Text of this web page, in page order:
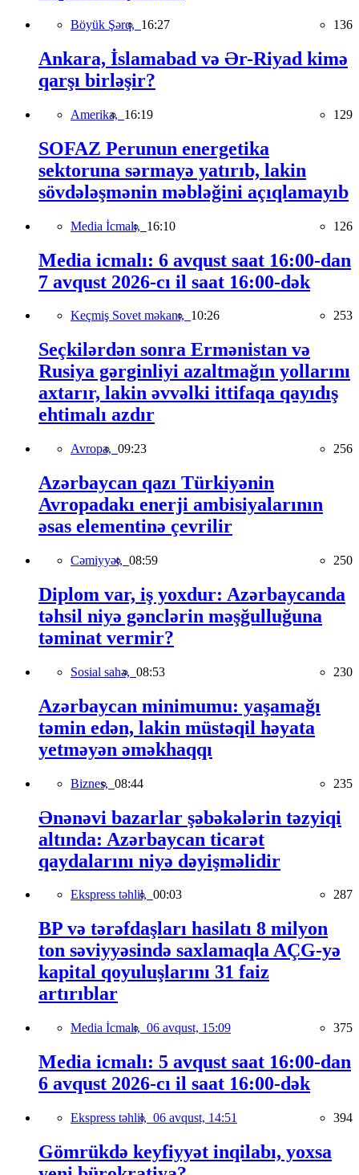
Böyük Şərq, 16:27 136
Ankara, İslamabad və Ər-Riyad kimə
qarşı birləşir?
Amerika, 16:19 129
SOFAZ Perunun energetika
sektoruna sərmayə yatırıb, lakin
sövdələşmənin məbləğini açıqlamayıb
Media İcmalı, 16:10 126
Media icmalı: 6 avqust saat 16:00-dan
7 avqust 2026-cı il saat 16:00-dək
Keçmiş Sovet məkanı, 10:26 253
Seçkilərdən sonra Ermənistan və
Rusiya gərginliyi azaltmağın yollarını
axtarır, lakin əvvəlki ittifaqa qayıdış
ehtimalı azdır
Avropa, 09:23 256
Azərbaycan qazı Türkiyənin
Avropadakı enerji ambisiyalarının
əsas elementinə çevrilir
Cəmiyyət, 08:59 250
Diplom var, iş yoxdur: Azərbaycanda
təhsil niyə gənclərin məşğulluğuna
təminat vermir?
Sosial sahə, 08:53 230
Azərbaycan minimumu: yaşamağı
təmin edən, lakin müstəqil həyata
yetməyən əməkhaqqı
Biznes, 08:44 235
Ənənəvi bazarlar şəbəkələrin təzyiqi
altında: Azərbaycan ticarət
qaydalarını niyə dəyişməlidir
Ekspress təhlil, 00:03 287
BP və tərəfdaşları hasilatı 8 milyon
ton səviyyəsində saxlamaqla AÇG-yə
kapital qoyuluşlarını 31 faiz
artırıblar
Media İcmalı, 06 avqust, 15:09 375
Media icmalı: 5 avqust saat 16:00-dan
6 avqust 2026-cı il saat 16:00-dək
Ekspress təhlil, 06 avqust, 14:51 394
Gömrükdə keyfiyyət inqilabı, yoxsa